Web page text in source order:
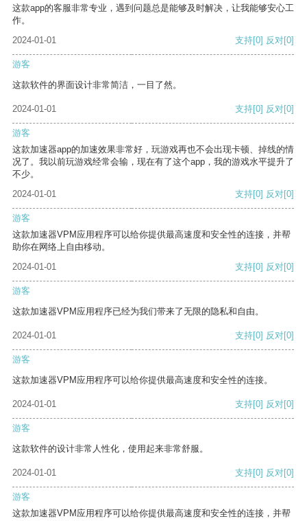
这款app的客服非常专业，遇到问题总是能够及时解决，让我能够安心工
作。
2024-01-01
支持[0] 反对[0]
游客
这款软件的界面设计非常简洁，一目了然。
2024-01-01 支持[0] 反对[0]
游客
这款加速器app的加速效果非常好，玩游戏再也不会出现卡顿、掉线的情
况了。我以前玩游戏经常会输，现在有了这个app，我的游戏水平提升了
不少。
2024-01-01
支持[0] 反对[0]
游客
这款加速器VPM应用程序可以给你提供最高速度和安全性的连接，并帮
助你在网络上自由移动。
2024-01-01
支持[0] 反对[0]
游客
这款加速器VPM应用程序已经为我们带来了无限的隐私和自由。
2024-01-01 支持[0] 反对[0]
游客
这款加速器VPM应用程序可以给你提供最高速度和安全性的连接。
2024-01-01 支持[0] 反对[0]
游客
这款软件的设计非常人性化，使用起来非常舒服。
2024-01-01 支持[0] 反对[0]
游客
这款加速器VPM应用程序可以给你提供最高速度和安全性的连接，并帮